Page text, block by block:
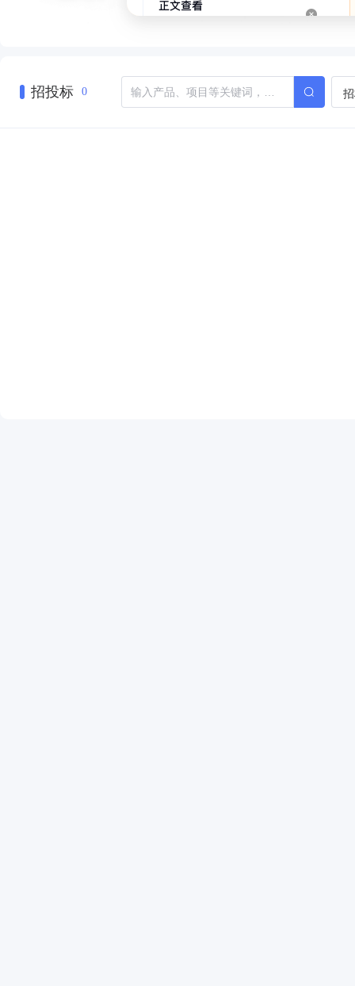
招投标 0